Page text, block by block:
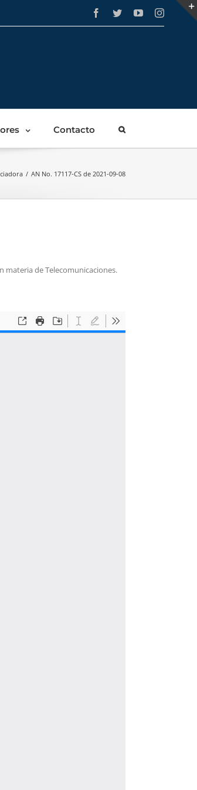
Facebook
TwitterYouTube
Contacto
/ AN No. 17117-CS de 2021-09-08
materia de Telecomunicaciones.